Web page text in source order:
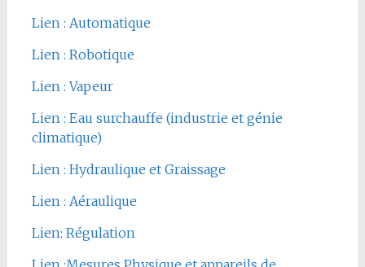
Lien : Automatique
Lien : Robotique
Lien : Vapeur
Lien : Eau surchauffe (industrie et génie
climatique)
Lien : Hydraulique et Graissage
Lien : Aéraulique
Lien: Régulation